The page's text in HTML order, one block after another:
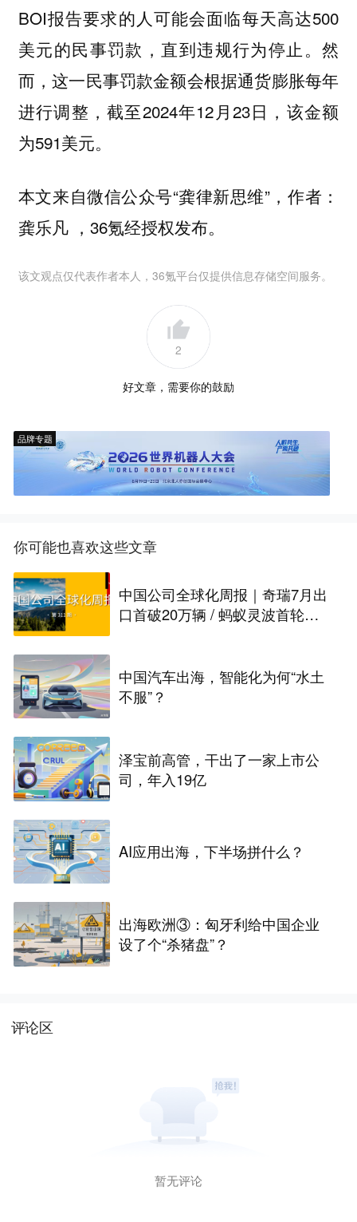
BOI报告要求的人可能会面临每天高达500
美元的民事罚款，直到违规行为停止。然
而，这一民事罚款金额会根据通货膨胀每年
进行调整，截至2024年12月23日，该金额
为591美元。
本文来自微信公众号“龚律新思维”，作者：
龚乐凡 ，36氪经授权发布。
该文观点仅代表作者本人，36氪平台仅提供信息存储空间服务。
2
好文章，需要你的鼓励
品牌专题
你可能也喜欢这些文章
中国公司全球化周报｜奇瑞7月出
口首破20万辆 / 蚂蚁灵波首轮融
中国汽车出海，智能化为何“水土
不服”？
泽宝前高管，干出了一家上市公
司，年入19亿
AI应用出海，下半场拼什么？
出海欧洲③：匈牙利给中国企业
设了个“杀猪盘”？
评论区
暂无评论